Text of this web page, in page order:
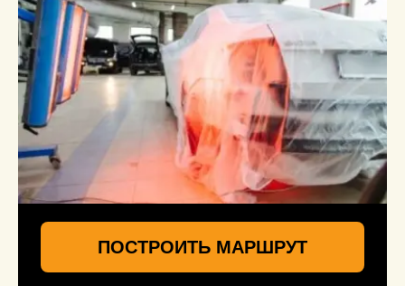
ПОСТРОИТЬ МАРШРУТ